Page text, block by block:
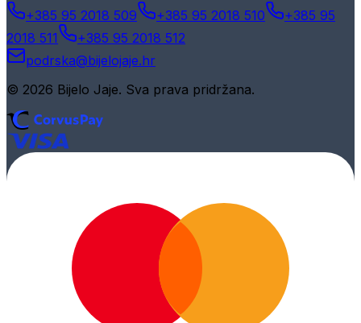
+385 95 2018 509 +385 95 2018 510
+385 95
2018 511
+385 95 2018 512
podrska@bijelojaje.hr
© 2026 Bijelo Jaje. Sva prava pridržana.